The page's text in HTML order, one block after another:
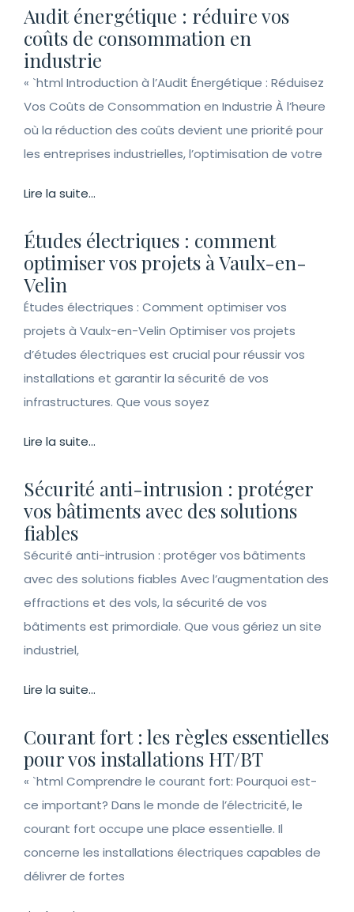
Audit énergétique : réduire vos
coûts de consommation en
industrie
« `html Introduction à l’Audit Énergétique : Réduisez
Vos Coûts de Consommation en Industrie À l’heure
où la réduction des coûts devient une priorité pour
les entreprises industrielles, l’optimisation de votre
Lire la suite...
Études électriques : comment
optimiser vos projets à Vaulx-en-
Velin
Études électriques : Comment optimiser vos
projets à Vaulx-en-Velin Optimiser vos projets
d’études électriques est crucial pour réussir vos
installations et garantir la sécurité de vos
infrastructures. Que vous soyez
Lire la suite...
Sécurité anti-intrusion : protéger
vos bâtiments avec des solutions
fiables
Sécurité anti-intrusion : protéger vos bâtiments
avec des solutions fiables Avec l’augmentation des
effractions et des vols, la sécurité de vos
bâtiments est primordiale. Que vous gériez un site
industriel,
Lire la suite...
Courant fort : les règles essentielles
pour vos installations HT/BT
« `html Comprendre le courant fort: Pourquoi est-
ce important? Dans le monde de l’électricité, le
courant fort occupe une place essentielle. Il
concerne les installations électriques capables de
délivrer de fortes